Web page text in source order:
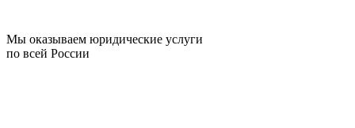
Мы оказываем юридические услуги
по всей России